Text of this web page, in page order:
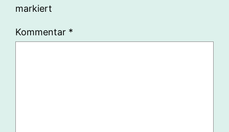
markiert
Kommentar *